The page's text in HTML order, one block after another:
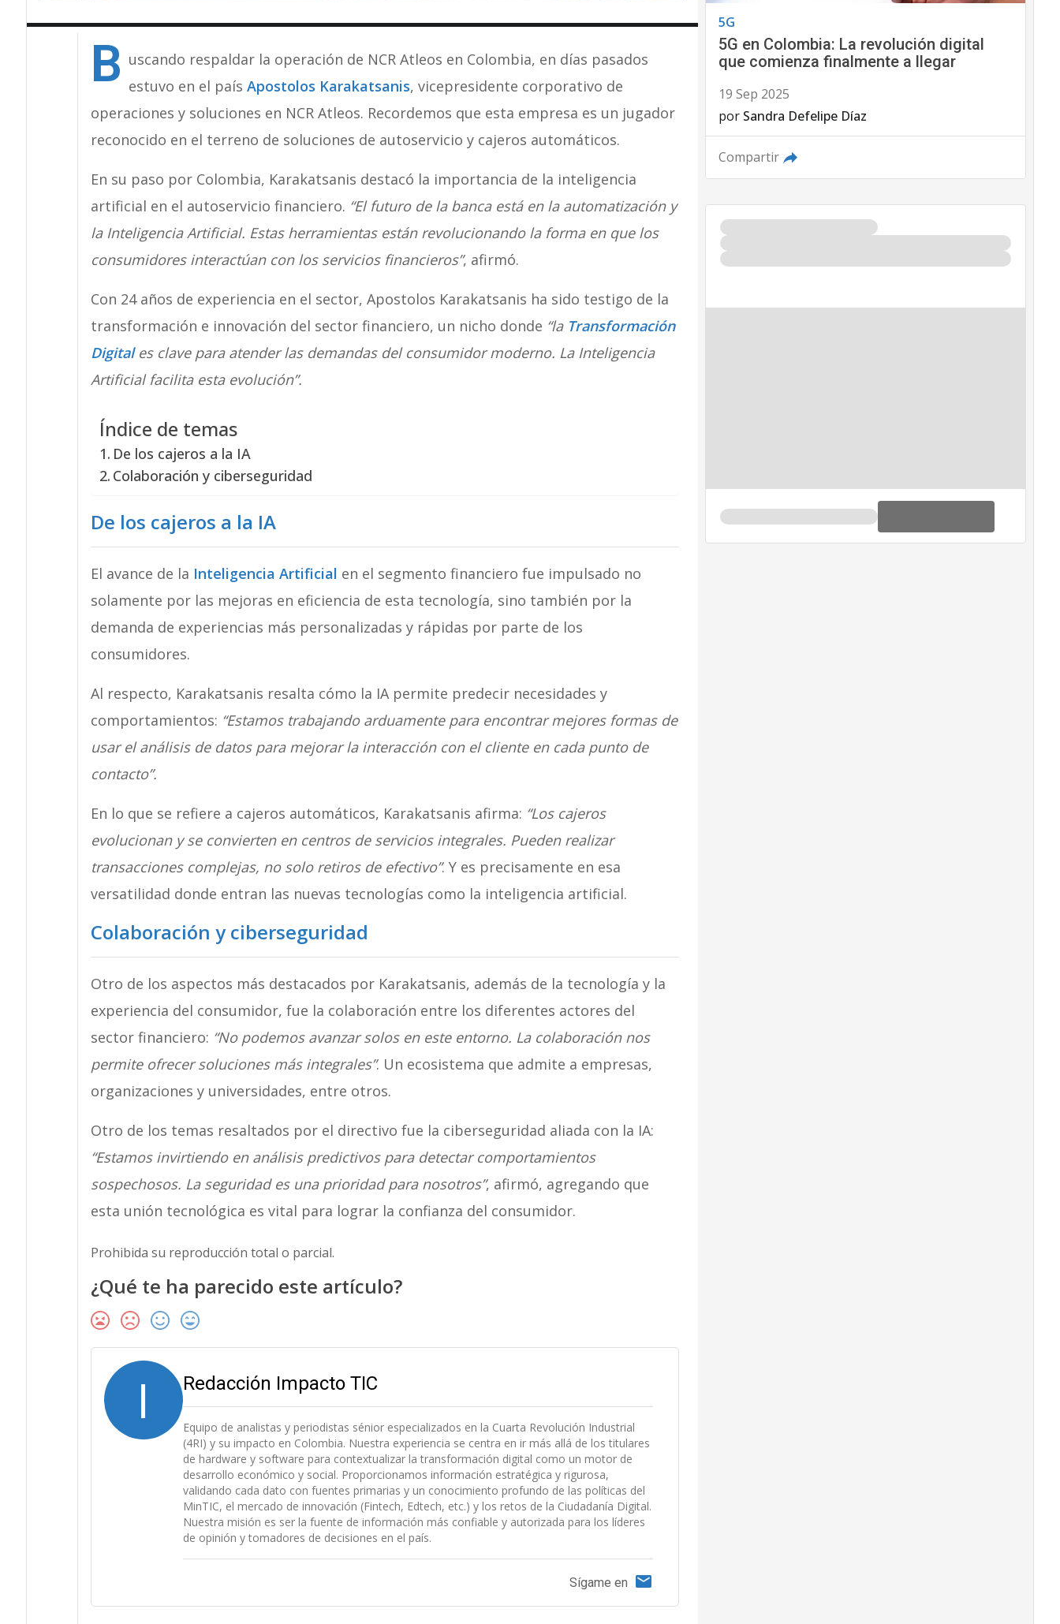
B uscando respaldar la operación de NCR Atleos en Colombia, en días pasados
estuvo en el país Apostolos Karakatsanis, vicepresidente corporativo de
operaciones y soluciones en NCR Atleos. Recordemos que esta empresa es un jugador
reconocido en el terreno de soluciones de autoservicio y cajeros automáticos.
En su paso por Colombia, Karakatsanis destacó la importancia de la inteligencia
artificial en el autoservicio financiero. “El futuro de la banca está en la automatización y
la Inteligencia Artificial. Estas herramientas están revolucionando la forma en que los
consumidores interactúan con los servicios financieros”, afirmó.
Con 24 años de experiencia en el sector, Apostolos Karakatsanis ha sido testigo de la
transformación e innovación del sector financiero, un nicho donde “la Transformación
Digitales clave para atender las demandas del consumidor moderno. La Inteligencia
Artificial facilita esta evolución”.
Índice de temas
De los cajeros a la IA
Colaboración y ciberseguridad
De los cajeros a la IA
El avance de la Inteligencia Artificial en el segmento financiero fue impulsado no
solamente por las mejoras en eficiencia de esta tecnología, sino también por la
demanda de experiencias más personalizadas y rápidas por parte de los
consumidores.
Al respecto, Karakatsanis resalta cómo la IA permite predecir necesidades y
comportamientos: “Estamos trabajando arduamente para encontrar mejores formas de
usar el análisis de datos para mejorar la interacción con el cliente en cada punto de
contacto”.
En lo que se refiere a cajeros automáticos, Karakatsanis afirma: “Los cajeros
evolucionan y se convierten en centros de servicios integrales. Pueden realizar
transacciones complejas, no solo retiros de efectivo”. Y es precisamente en esa
versatilidad donde entran las nuevas tecnologías como la inteligencia artificial.
Colaboración y ciberseguridad
Otro de los aspectos más destacados por Karakatsanis, además de la tecnología y la
experiencia del consumidor, fue la colaboración entre los diferentes actores del
sector financiero: “No podemos avanzar solos en este entorno. La colaboración nos
permite ofrecer soluciones más integrales”. Un ecosistema que admite a empresas,
organizaciones y universidades, entre otros.
Otro de los temas resaltados por el directivo fue la ciberseguridad aliada con la IA:
“Estamos invirtiendo en análisis predictivos para detectar comportamientos
sospechosos. La seguridad es una prioridad para nosotros”, afirmó, agregando que
esta unión tecnológica es vital para lograr la confianza del consumidor.
Prohibida su reproducción total o parcial.
¿Qué te ha parecido este artículo?
I Redacción Impacto TIC
Equipo de analistas y periodistas sénior especializados en la Cuarta Revolución Industrial
(4RI) y su impacto en Colombia. Nuestra experiencia se centra en ir más allá de los titulares
de hardware y software para contextualizar la transformación digital como un motor de
desarrollo económico y social. Proporcionamos información estratégica y rigurosa,
validando cada dato con fuentes primarias y un conocimiento profundo de las políticas del
MinTIC, el mercado de innovación (Fintech, Edtech, etc.) y los retos de la Ciudadanía Digital.
Nuestra misión es ser la fuente de información más confiable y autorizada para los líderes
de opinión y tomadores de decisiones en el país.
Sígame en
5G
5G en Colombia: La revolución digital
que comienza finalmente a llegar
19 Sep 2025
por Sandra Defelipe Díaz
Compartir